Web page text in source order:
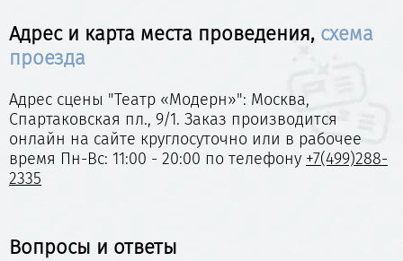
Адрес и карта места проведения, схема
проезда
Адрес сцены "Театр «Модерн»": Москва,
Спартаковская пл., 9/1. Заказ производится
онлайн на сайте круглосуточно или в рабочее
время Пн-Вс: 11:00 - 20:00 по телефону +7(499)288-
2335
Вопросы и ответы